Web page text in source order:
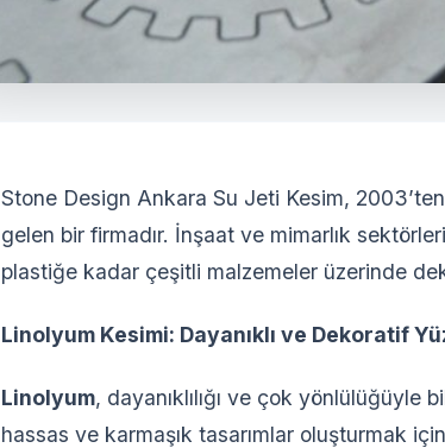
Stone Design Ankara Su Jeti Kesim,
gelen bir firmadır. İnşaat ve mimarlık
plastiğe kadar çeşitli malzemeler üzerinde
Linolyum Kesimi: Dayanıklı ve Dekoratif
Linolyum, dayanıklılığı ve çok
hassas ve karmaşık tasarımlar oluşturmak